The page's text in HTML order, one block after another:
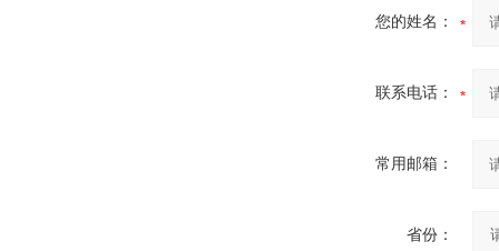
您的姓名：
联系电话：
常用邮箱：
省份：